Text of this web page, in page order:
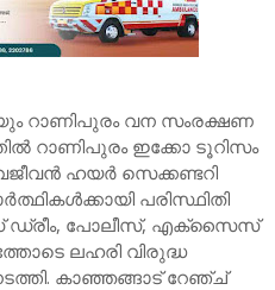
റാണിപുരം വന സംരക്ഷണ
റാണിപുരം ഇക്കോ ടൂറിസം
ഹയർ സെക്കണ്ടറി
പരിസ്ഥിതി
ഡ്രീം, പോലീസ്, എക്സൈസ്
ലഹരി വിരുദ്ധ
കാഞ്ഞങ്ങാട് റേഞ്ച്